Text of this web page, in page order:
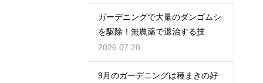
ガーデニングで大量のダンゴムシ
を駆除！無農薬で退治する技
2026.07.28
9月のガーデニングは種まきの好